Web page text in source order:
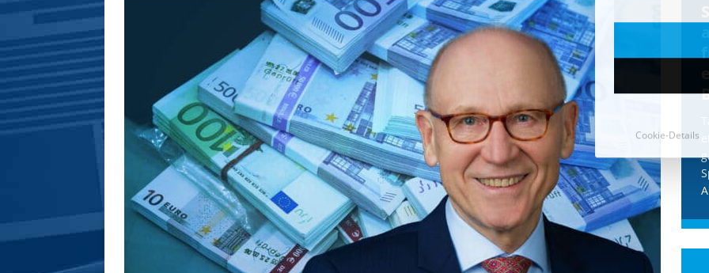
CDU & Ampel wollen nach
der Wahl wieder Afghanen
einfliegen: Zeit für ein
Asylmoratorium!
Die Bundesregierung und die CDU
halten die Wähler für dumm! Weil die
Stimmung wegen der von Afghanen
verübten Anschläge kippte, wurden die
Flüge vor der[...]